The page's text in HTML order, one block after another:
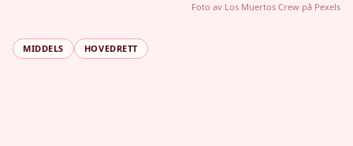
MIDDELS HOVEDRETT
Foto av Los Muertos Crew på Pexels